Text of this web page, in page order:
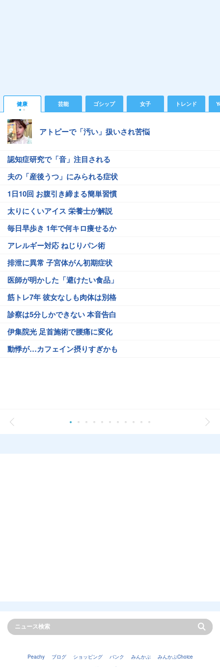
健康 芸能 ゴシップ 女子 トレンド
アトピーで「汚い」扱いされ苦悩
認知症研究で「音」注目される
夫の「産後うつ」にみられる症状
1日10回 お腹引き締まる簡単習慣
太りにくいアイス 栄養士が解説
毎日早歩き 1年で何キロ痩せるか
アレルギー対応 ねじりパン術
排泄に異常 子宮体がん初期症状
医師が明かした「避けたい食品」
筋トレ7年 彼女なしも肉体は別格
診察は5分しかできない 本音告白
伊集院光 足首施術で腰痛に変化
動悸が…カフェイン摂りすぎかも
Peachy ブログ ショッピング バンク みんかぶ
みんかぶChoice